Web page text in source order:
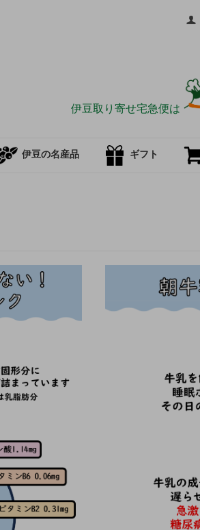
伊豆取り寄せ宅急便は
伊豆の名産品 ギフト